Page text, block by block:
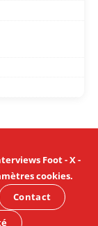
Foot-X-
cookies.
Contact